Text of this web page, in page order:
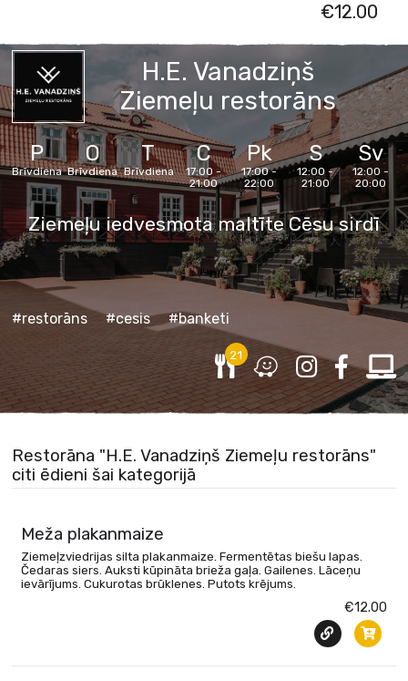
€12.00
H.E. Vanadziņš
Ziemeļu restorāns
P
Brīvdiena
O
Brīvdiena
T
Brīvdiena
C
17:00 -
21:00
Pk
17:00 -
22:00
S
12:00 -
21:00
Sv
12:00 -
20:00
Ziemeļu iedvesmota maltīte Cēsu sirdī
#restorāns #cesis #banketi
21
Restorāna "H.E. Vanadziņš Ziemeļu restorāns"
citi ēdieni šai kategorijā
Meža plakanmaize
Ziemeļzviedrijas silta plakanmaize. Fermentētas biešu lapas.
Čedaras siers. Auksti kūpināta brieža gaļa. Gailenes. Lāceņu
ievārījums. Cukurotas brūklenes. Putots krējums.
€12.00